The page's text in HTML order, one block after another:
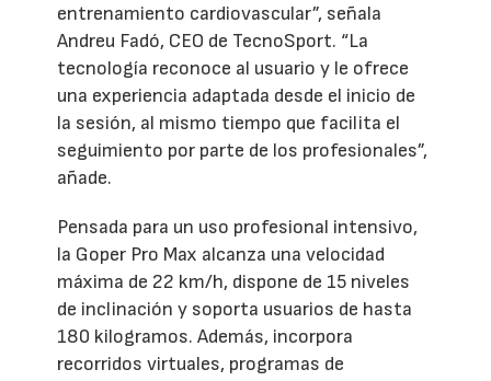
entrenamiento cardiovascular”, señala
Andreu Fadó, CEO de TecnoSport. “La
tecnología reconoce al usuario y le ofrece
una experiencia adaptada desde el inicio de
la sesión, al mismo tiempo que facilita el
seguimiento por parte de los profesionales”,
añade.
Pensada para un uso profesional intensivo,
la Goper Pro Max alcanza una velocidad
máxima de 22 km/h, dispone de 15 niveles
de inclinación y soporta usuarios de hasta
180 kilogramos. Además, incorpora
recorridos virtuales, programas de